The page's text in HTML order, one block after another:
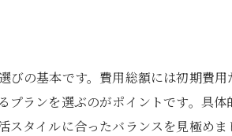
めた方がいい場合の判断方法
の基本です。費用総額には初期費
ランを選ぶのがポイントです。具
タイルに合ったバランスを見極めま